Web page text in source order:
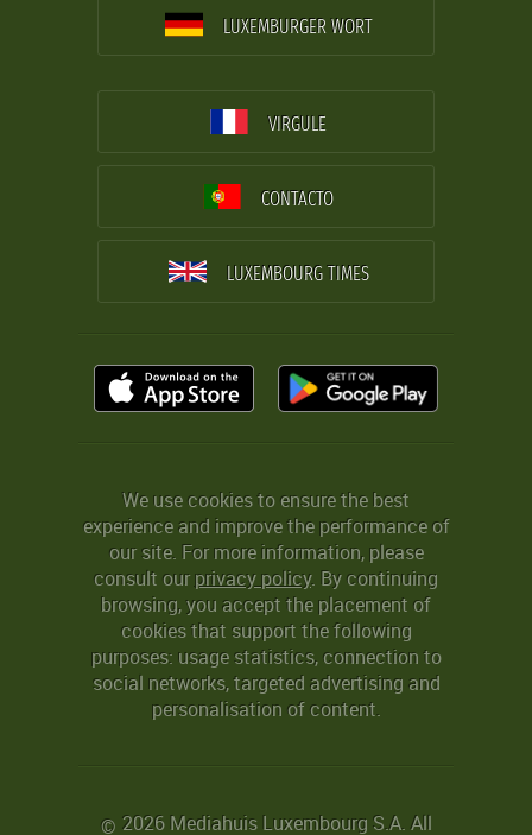
LUXEMBURGER WORT
VIRGULE
CONTACTO
LUXEMBOURG TIMES
We use cookies to ensure the best
experience and improve the performance of
our site. For more information, please
consult ourprivacy policy. By continuing
browsing, you accept the placement of
cookies that support the following
purposes: usage statistics, connection to
social networks, targeted advertising and
personalisation of content.
© 2026 Mediahuis Luxembourg S.A. All